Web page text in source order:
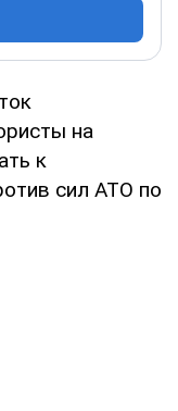
на
к
сил АТО по